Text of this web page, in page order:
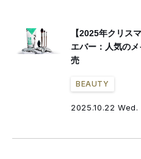
【2025年クリス
エバー：人気の
売
BEAUTY
2025.10.22 Wed.